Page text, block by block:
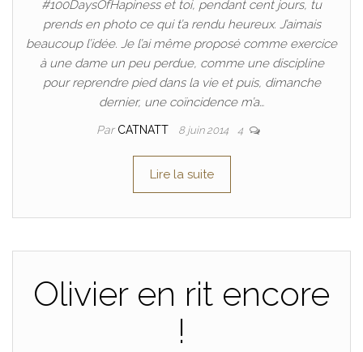
#100DaysOfHapiness et toi, pendant cent jours, tu
prends en photo ce qui t’a rendu heureux. J’aimais
beaucoup l’idée. Je l’ai même proposé comme exercice
à une dame un peu perdue, comme une discipline
pour reprendre pied dans la vie et puis, dimanche
dernier, une coïncidence m’a…
Par CATNATT 8 juin 2014 4
Lire la suite
Olivier en rit encore
!